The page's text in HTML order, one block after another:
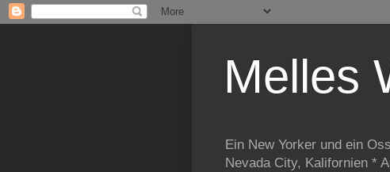
Melles
Ein New Yorker und ein
Nevada City, Kalifornien *